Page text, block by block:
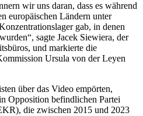
wir uns daran, dass es während
europäischen Ländern unter
gab, in denen
sagte Jacek Siewiera, der
und markierte die
Ursula von der Leyen
über das Video empörten,
Opposition befindlichen Partei
die zwischen 2015 und 2023